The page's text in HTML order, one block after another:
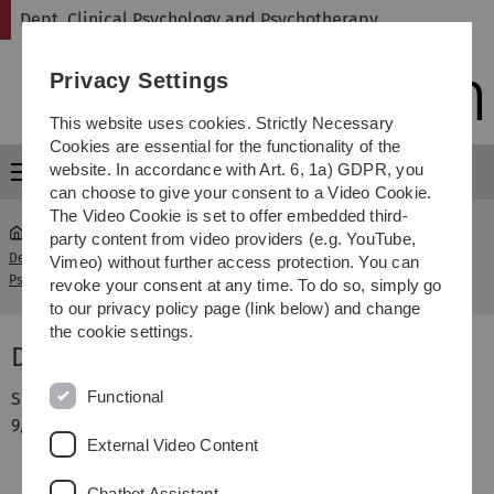
Skip
Skip
Skip
Skip
Dept. Clinical Psychology and Psychotherapy
Menu
Dept. Clinical Psychology and
Psychotherapy
...
Andreas
Schmitt
Dr. Andreas Schmitt, Dipl.-Psych.
Seit
9/2016
Gastwissenschaftler am Institut für
Klinische Psychologie und Psychotherapie, der
Privacy Settings
This website uses cookies. Strictly Necessary
Cookies are essential for the functionality of the
website. In accordance with Art. 6, 1a) GDPR, you
can choose to give your consent to a Video Cookie.
The Video Cookie is set to offer embedded third-
party content from video providers (e.g. YouTube,
Vimeo) without further access protection. You can
revoke your consent at any time. To do so, simply go
to our privacy policy page (link below) and change
the cookie settings.
Functional
External Video Content